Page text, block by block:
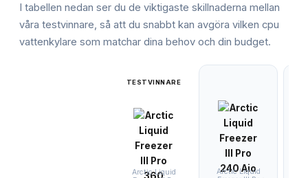
I tabellen nedan ser du de viktigaste skillnaderna mellan
våra testvinnare, så att du snabbt kan avgöra vilken cpu
vattenkylare som matchar dina behov och din budget.
TESTVINNARE
Arctic Liquid
Arctic Liquid